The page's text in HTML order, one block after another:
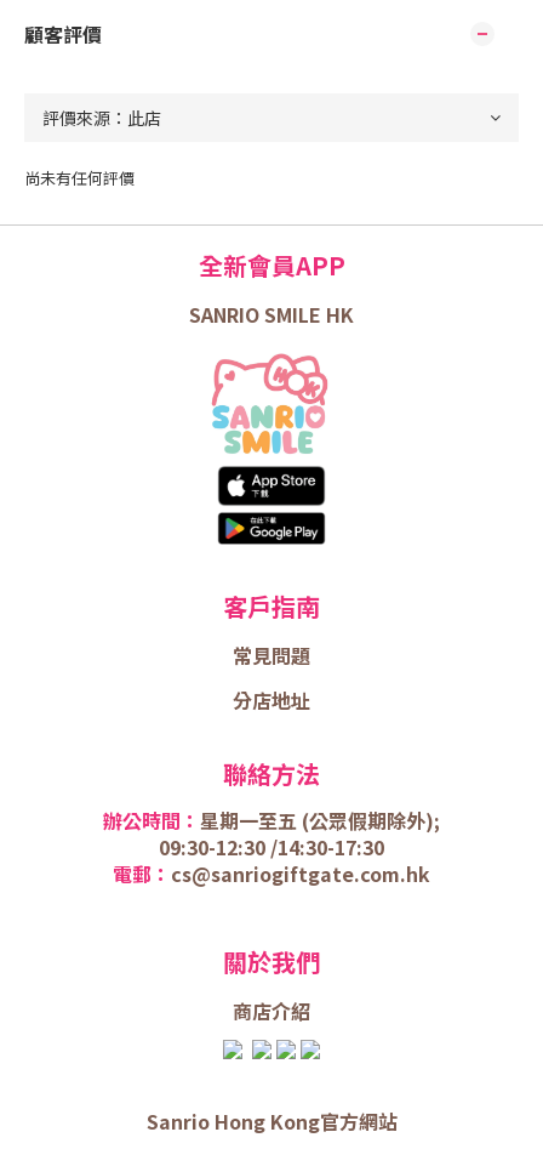
顧客評價
尚未有任何評價
全新會員APP
SANRIO SMILE HK
客戶指南
常見問題
分店地址
聯絡方法
辦公時間： 星期一至五 (公眾假期除外);
09:30-12:30 /14:30-17:30
電郵： cs@sanriogiftgate.com.hk
關於我們
商店介紹
Sanrio Hong Kong官方網站